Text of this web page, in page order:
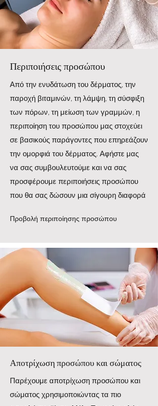
Περιποιήσεις προσώπου
Από την ενυδάτωση του δέρματος, την
παροχή βιταμινών, τη λάμψη, τη σύσφιξη
των πόρων, τη μείωση των γραμμών, η
περιποίηση του προσώπου μας στοχεύει
σε βασικούς παράγοντες που επηρεάζουν
την ομορφιά του δέρματος. Αφήστε μας
να σας συμβουλευτούμε και να σας
προσφέρουμε περιποιήσεις προσώπου
που θα σας δώσουν μια σίγουρη διαφορά
Προβολή περιποίησης προσώπου
Αποτρίχωση προσώπου και σώματος
Παρέχουμε αποτρίχωση προσώπου και
σώματος χρησιμοποιώντας τα πιο